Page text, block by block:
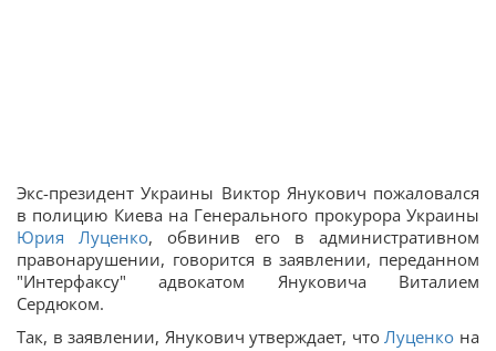
Экс-президент Украины Виктор Янукович пожаловался
в полицию Киева на Генерального прокурора Украины
Юрия Луценко, обвинив его в административном
правонарушении, говорится в заявлении, переданном
"Интерфаксу" адвокатом Януковича Виталием
Сердюком.
Так, в заявлении, Янукович утверждает, что Луценко на